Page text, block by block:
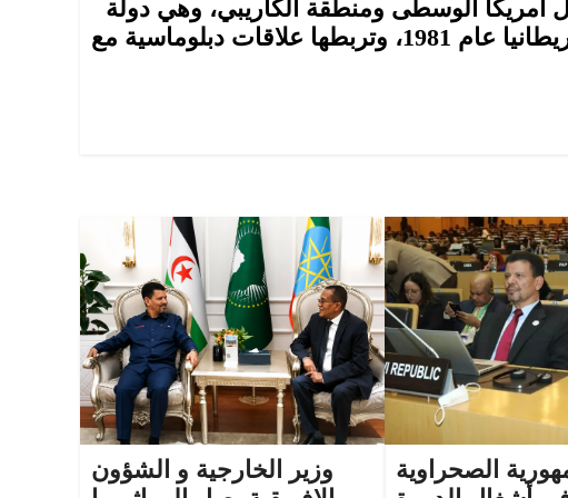
أمريكا الوسطى ومنطقة الكاريبي، وهي دولة
عضو في دول الكومنويلث. وقد استقلت عن بريطانيا عام 1981، وتربطها علاقات دبلوماسية مع
الصحراوية
وزير الخارجية و الشؤون